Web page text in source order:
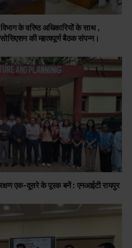
के वरिष्ठ अधिकारियों के साथ ,
की महत्वपूर्ण बैठक संपन्न।
एक-दूसरे के पूरक बनें : एनआईटी रायपुर